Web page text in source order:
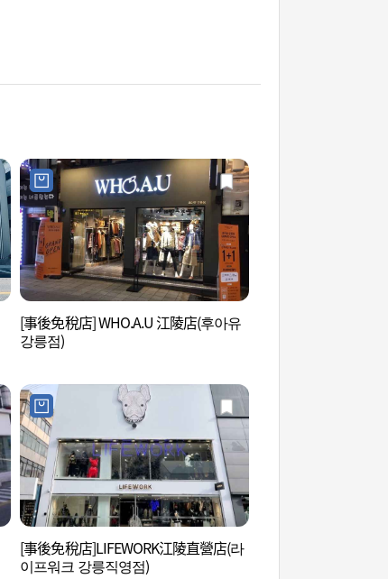
[事後免稅店] WHO.A.U 江陵店(후아유
강릉점)
[事後免稅店]LIFEWORK江陵直營店(라
이프워크 강릉직영점)